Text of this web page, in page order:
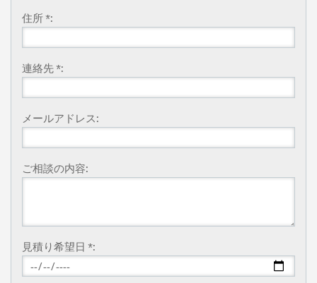
住所 *:
連絡先 *:
メールアドレス:
ご相談の内容:
見積り希望日 *: